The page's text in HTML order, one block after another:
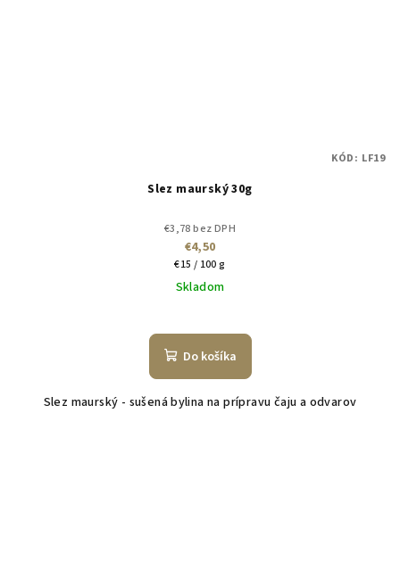
Slez maurský 30g
€3,78 bez DPH
€4,50
Jednotková
cena:
€15 / 100 g
Skladom
Do košíka
Slez maurský - sušená bylina na prípravu čaju a odvarov
KÓD: LF19